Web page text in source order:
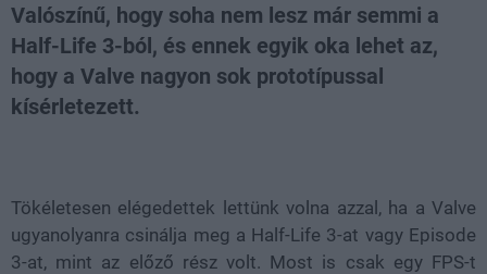
Valószínű, hogy soha nem lesz már semmi a
Half-Life 3-ból, és ennek egyik oka lehet az,
hogy a Valve nagyon sok prototípussal
kísérletezett.
Tökéletesen elégedettek lettünk volna azzal, ha a Valve
ugyanolyanra csinálja meg a Half-Life 3-at vagy Episode
3-at, mint az előző rész volt. Most is csak egy FPS-t